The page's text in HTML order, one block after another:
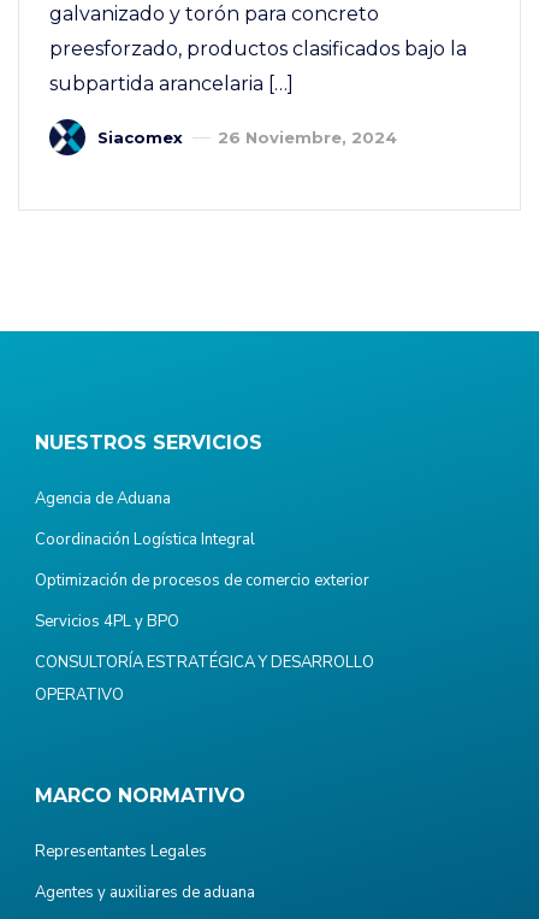
galvanizado y torón para concreto
preesforzado, productos clasificados bajo la
subpartida arancelaria […]
Siacomex 26 Noviembre, 2024
NUESTROS SERVICIOS
Agencia de Aduana
Coordinación Logística Integral
Optimización de procesos de comercio exterior
Servicios 4PL y BPO
CONSULTORÍA ESTRATÉGICA Y DESARROLLO
OPERATIVO
MARCO NORMATIVO
Representantes Legales
Agentes y auxiliares de aduana